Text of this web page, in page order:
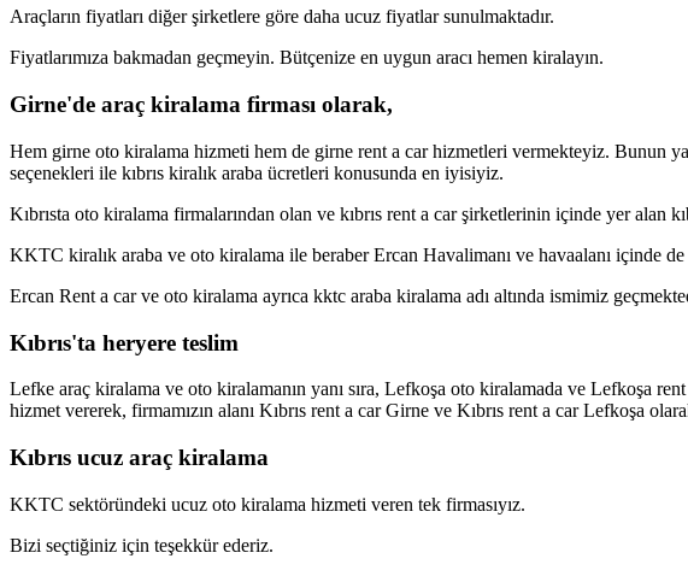
Araçların fiyatları diğer şirketlere göre daha ucuz fiyatlar sunulmaktadır.
Fiyatlarımıza bakmadan geçmeyin. Bütçenize en uygun aracı hemen kiralayın.
Girne'de araç kiralama firması olarak,
Hem girne oto kiralama hizmeti hem de girne rent a car hizmetleri vermekteyiz. Bunun
seçenekleri ile kıbrıs kiralık araba ücretleri konusunda en iyisiyiz.
Kıbrısta oto kiralama firmalarından olan ve kıbrıs rent a car şirketlerinin içinde yer alan
KKTC kiralık araba ve oto kiralama ile beraber Ercan Havalimanı ve havaalanı içinde
Ercan Rent a car ve oto kiralama ayrıca kktc araba kiralama adı altında ismimiz
Kıbrıs'ta heryere teslim
Lefke araç kiralama ve oto kiralamanın yanı sıra, Lefkoşa oto kiralamada ve Lefkoşa
hizmet vererek, firmamızın alanı Kıbrıs rent a car Girne ve Kıbrıs rent a car Lefkoşa
Kıbrıs ucuz araç kiralama
KKTC sektöründeki ucuz oto kiralama hizmeti veren tek firmasıyız.
Bizi seçtiğiniz için teşekkür ederiz.